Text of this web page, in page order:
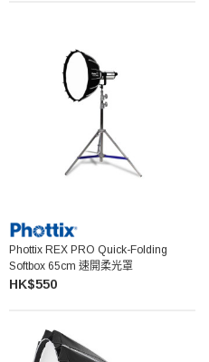
Phottix REX PRO Quick-Folding
Softbox 65cm 速開柔光罩
HK$550